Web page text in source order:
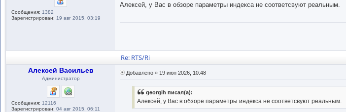
Сообщения: 1382
Зарегистрирован: 19 авг 2015, 03:19
Алексей, у Вас в обзоре параметры индекса не соответсвуют реальным.
Re: RTS/Ri
Алексей Васильев
Администратор
Сообщения: 12116
Зарегистрирован: 04 авг 2015, 06:11
Добавлено » 19 июн 2026, 10:48
georgih писал(а):
Алексей, у Вас в обзоре параметры индекса не соответсвуют реальным.